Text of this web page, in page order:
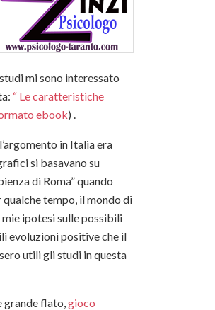
mi sono interessato
“ Le caratteristiche
ebook) .
in Italia era
si basavano su
di Roma” quando
tempo, il mondo di
mie ipotesi sulle possibili
evoluzioni positive che il
utili gli studi in questa
grande flato, gioco